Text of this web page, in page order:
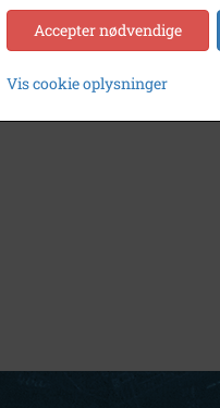
Accepter nødvendige
Vis cookie oplysninger